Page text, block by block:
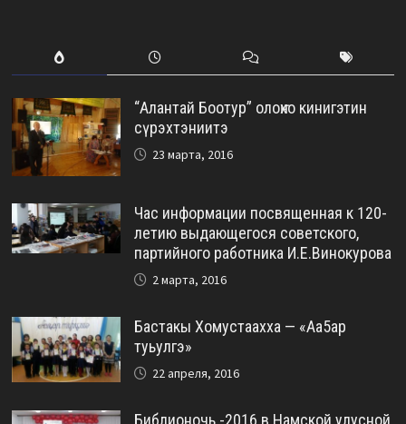
“Алантай Боотур” олоҥхо кинигэтин
сүрэхтэниитэ
23 марта, 2016
Час информации посвященная к 120-
летию выдающегося советского,
партийного работника И.Е.Винокурова
2 марта, 2016
Бастакы Хомустаахха — «Аа5ар
туьулгэ»
22 апреля, 2016
Библионочь -2016 в Намской улусной